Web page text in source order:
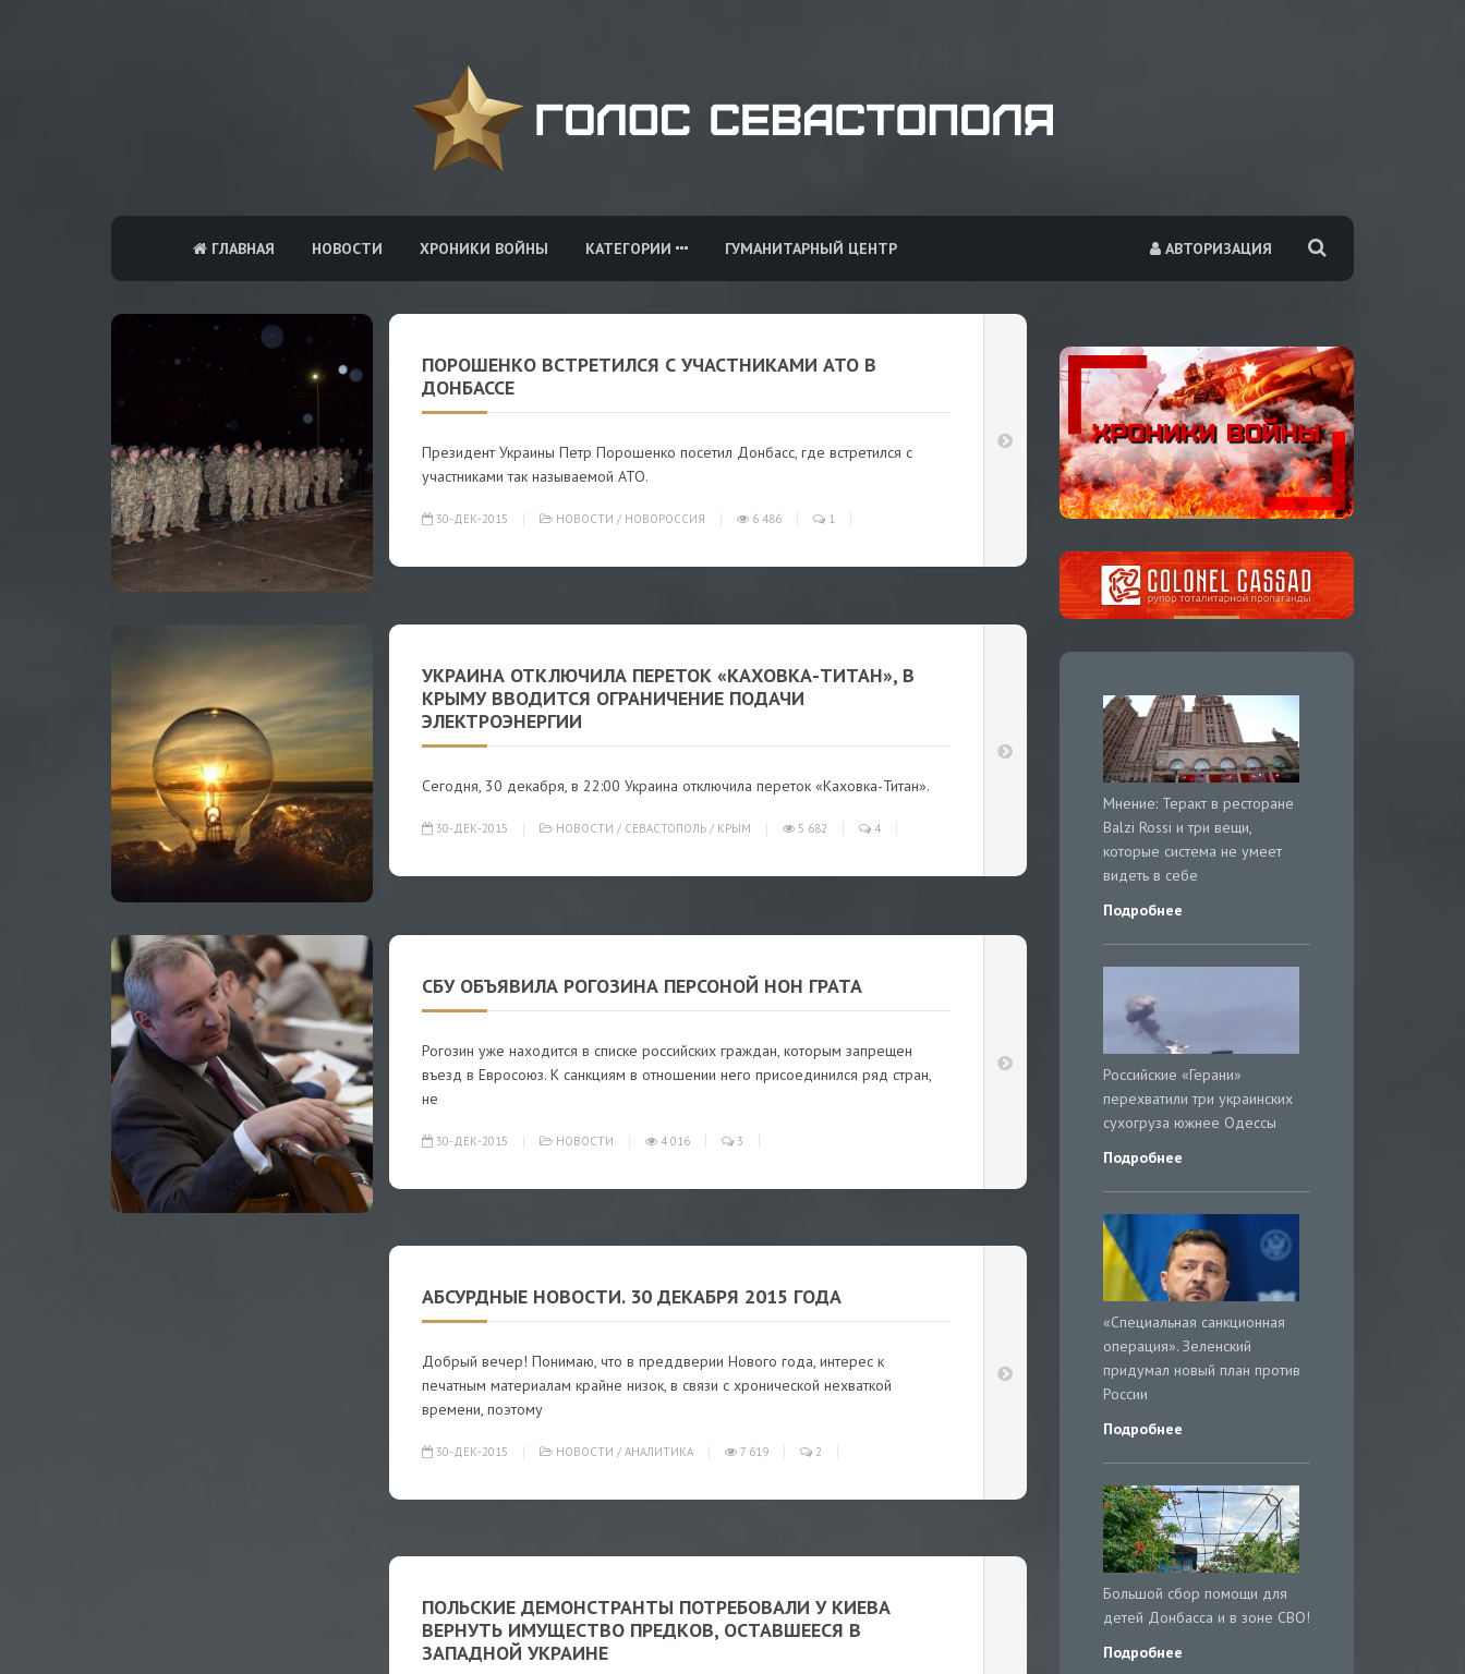
АВТОРИЗАЦИЯ
ГЛАВНАЯ НОВОСТИ ХРОНИКИ ВОЙНЫ КАТЕГОРИИ ГУМАНИТАРНЫЙ ЦЕНТР
ПОРОШЕНКО ВСТРЕТИЛСЯ С УЧАСТНИКАМИ АТО В
ДОНБАССЕ
Президент Украины Петр Порошенко посетил Донбасс, где встретился с
участниками так называемой АТО.
30-ДЕК-2015 НОВОСТИ / НОВОРОССИЯ 6 486 1
УКРАИНА ОТКЛЮЧИЛА ПЕРЕТОК «КАХОВКА-ТИТАН», В
КРЫМУ ВВОДИТСЯ ОГРАНИЧЕНИЕ ПОДАЧИ
ЭЛЕКТРОЭНЕРГИИ
Сегодня, 30 декабря, в 22:00 Украина отключила переток «Каховка-Титан».
30-ДЕК-2015 НОВОСТИ / СЕВАСТОПОЛЬ / КРЫМ 5 682 4
СБУ ОБЪЯВИЛА РОГОЗИНА ПЕРСОНОЙ НОН ГРАТА
Рогозин уже находится в списке российских граждан, которым запрещен
въезд в Евросоюз. К санкциям в отношении него присоединился ряд стран,
не
30-ДЕК-2015 НОВОСТИ 4 016 3
АБСУРДНЫЕ НОВОСТИ. 30 ДЕКАБРЯ 2015 ГОДА
Добрый вечер! Понимаю, что в преддверии Нового года, интерес к
печатным материалам крайне низок, в связи с хронической нехваткой
времени, поэтому
30-ДЕК-2015 НОВОСТИ / АНАЛИТИКА 7 619 2
ПОЛЬСКИЕ ДЕМОНСТРАНТЫ ПОТРЕБОВАЛИ У КИЕВА
ВЕРНУТЬ ИМУЩЕСТВО ПРЕДКОВ, ОСТАВШЕЕСЯ В
ЗАПАДНОЙ УКРАИНЕ
Мнение: Теракт в ресторане
Balzi Rossi и три вещи,
которые система не умеет
видеть в себе
Подробнее
Российские «Герани»
перехватили три украинских
сухогруза южнее Одессы
Подробнее
«Специальная санкционная
операция». Зеленский
придумал новый план против
России
Подробнее
Большой сбор помощи для
детей Донбасса и в зоне СВО!
Подробнее